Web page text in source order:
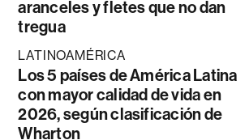
aranceles y fletes que no dan
tregua
LATINOAMÉRICA
Los 5 países de América Latina
con mayor calidad de vida en
2026, según clasificación de
Wharton